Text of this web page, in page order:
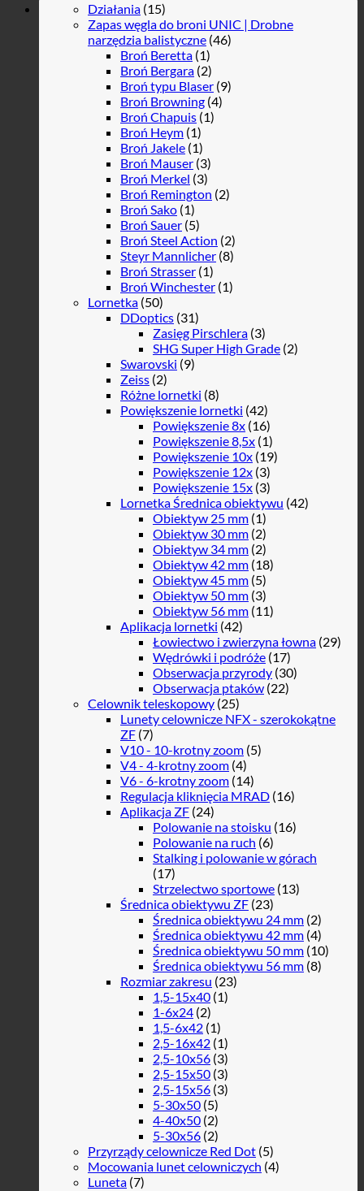
Działania (15)
Zapas węgla do broni UNIC | Drobne
narzędzia balistyczne (46)
Broń Beretta (1)
Broń Bergara (2)
Broń typu Blaser (9)
Broń Browning (4)
Broń Chapuis (1)
Broń Heym (1)
Broń Jakele (1)
Broń Mauser (3)
Broń Merkel (3)
Broń Remington (2)
Broń Sako (1)
Broń Sauer (5)
Broń Steel Action (2)
Steyr Mannlicher (8)
Broń Strasser (1)
Broń Winchester (1)
Lornetka (50)
DDoptics (31)
Zasięg Pirschlera (3)
SHG Super High Grade (2)
Swarovski (9)
Zeiss (2)
Różne lornetki (8)
Powiększenie lornetki (42)
Powiększenie 8x (16)
Powiększenie 8,5x (1)
Powiększenie 10x (19)
Powiększenie 12x (3)
Powiększenie 15x (3)
Lornetka Średnica obiektywu (42)
Obiektyw 25 mm (1)
Obiektyw 30 mm (2)
Obiektyw 34 mm (2)
Obiektyw 42 mm (18)
Obiektyw 45 mm (5)
Obiektyw 50 mm (3)
Obiektyw 56 mm (11)
Aplikacja lornetki (42)
Łowiectwo i zwierzyna łowna (29)
Wędrówki i podróże (17)
Obserwacja przyrody (30)
Obserwacja ptaków (22)
Celownik teleskopowy (25)
Lunety celownicze NFX - szerokokątne
ZF (7)
V10 - 10-krotny zoom (5)
V4 - 4-krotny zoom (4)
V6 - 6-krotny zoom (14)
Regulacja kliknięcia MRAD (16)
Aplikacja ZF (24)
Polowanie na stoisku (16)
Polowanie na ruch (6)
Stalking i polowanie w górach
(17)
Strzelectwo sportowe (13)
Średnica obiektywu ZF (23)
Średnica obiektywu 24 mm (2)
Średnica obiektywu 42 mm (4)
Średnica obiektywu 50 mm (10)
Średnica obiektywu 56 mm (8)
Rozmiar zakresu (23)
1,5-15x40 (1)
1-6x24 (2)
1,5-6x42 (1)
2,5-16x42 (1)
2,5-10x56 (3)
2,5-15x50 (3)
2,5-15x56 (3)
5-30x50 (5)
4-40x50 (2)
5-30x56 (2)
Przyrządy celownicze Red Dot (5)
Mocowania lunet celowniczych (4)
Luneta (7)